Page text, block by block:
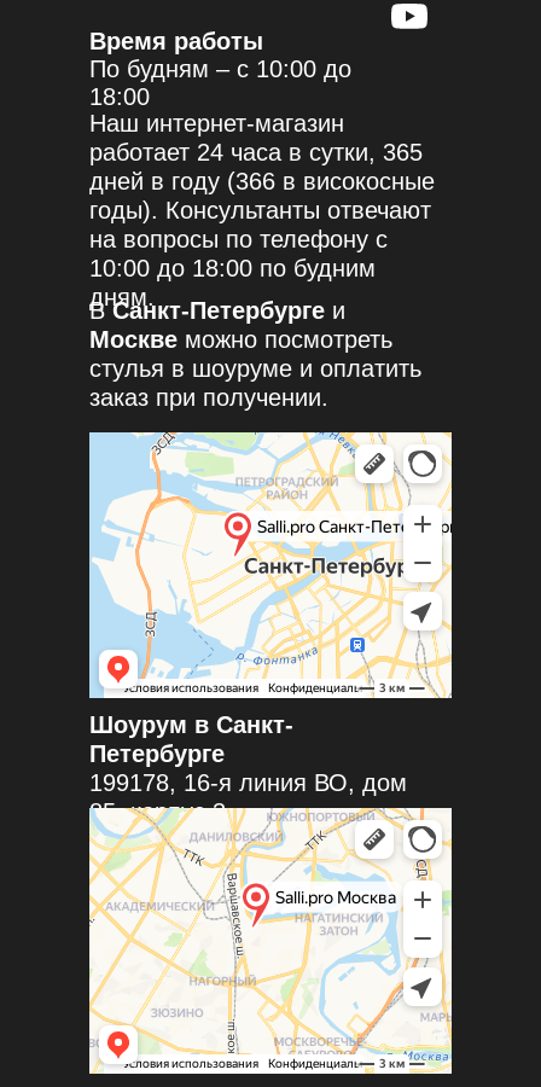
Время работы
По будням – с 10:00 до
18:00
Наш интернет-магазин
работает 24 часа в сутки, 365
дней в году (366 в високосные
годы). Консультанты отвечают
на вопросы по телефону с
10:00 до 18:00 по будним
дням.
Шоурум в Санкт-
Петербурге
199178, 16-я линия ВО, дом
85, корпус 3
ВСанкт-Петербурге и
Москве можно посмотреть
стулья в шоуруме и оплатить
заказ при получении.